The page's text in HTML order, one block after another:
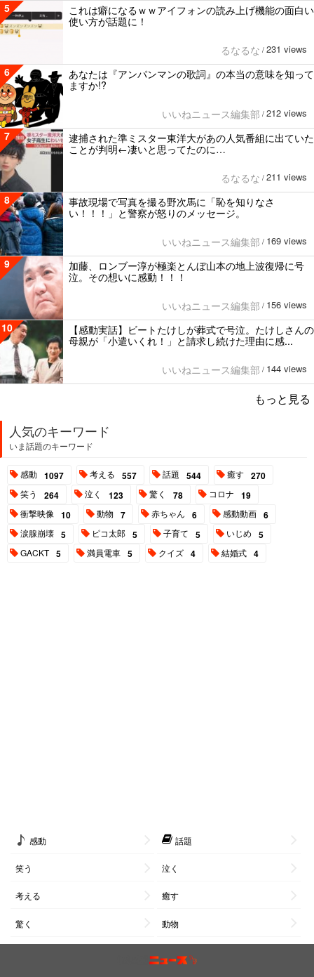
5
これは癖になるｗｗアイフォンの読み上げ機能の面白い
使い方が話題に！
るなるな / 231 views
6
あなたは『アンパンマンの歌詞』の本当の意味を知って
ますか!?
いいねニュース編集部 / 212 views
7
逮捕された準ミスター東洋大があの人気番組に出ていた
ことが判明←凄いと思ってたのに…
るなるな / 211 views
8
事故現場で写真を撮る野次馬に「恥を知りなさ
い！！！」と警察が怒りのメッセージ。
いいねニュース編集部 / 169 views
9
加藤、ロンブー淳が極楽とんぼ山本の地上波復帰に号
泣。その想いに感動！！！
いいねニュース編集部 / 156 views
10
【感動実話】ビートたけしが葬式で号泣。たけしさんの
母親が「小遣いくれ！」と請求し続けた理由に感...
いいねニュース編集部 / 144 views
もっと見る
人気のキーワード
いま話題のキーワード
感動 1097 考える 557 話題 544 癒す 270
笑う 264 泣く 123 驚く 78 コロナ 19
衝撃映像 10 動物 7 赤ちゃん 6 感動動画 6
涙腺崩壊 5 ピコ太郎 5 子育て 5 いじめ 5
GACKT 5 満員電車 5 クイズ 4 結婚式 4
感動 話題
笑う 泣く
考える 癒す
驚く 動物